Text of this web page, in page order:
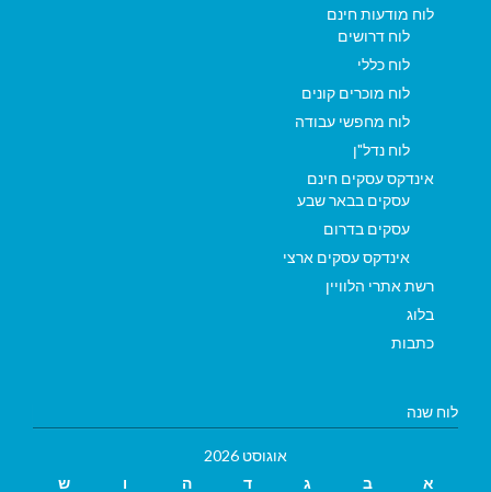
לוח מודעות חינם
לוח דרושים
לוח כללי
לוח מוכרים קונים
לוח מחפשי עבודה
לוח נדל"ן
אינדקס עסקים חינם
עסקים בבאר שבע
עסקים בדרום
אינדקס עסקים ארצי
רשת אתרי הלוויין
בלוג
כתבות
לוח שנה
אוגוסט 2026
א
ב ג ד ה ו ש